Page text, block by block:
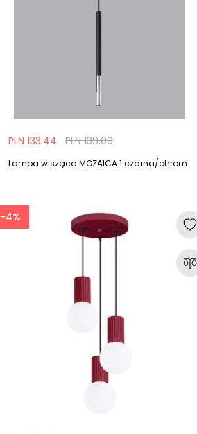
PLN 139.00
PLN 133.44
Lampa wisząca MOZAICA 1 czarna/chrom
-4%